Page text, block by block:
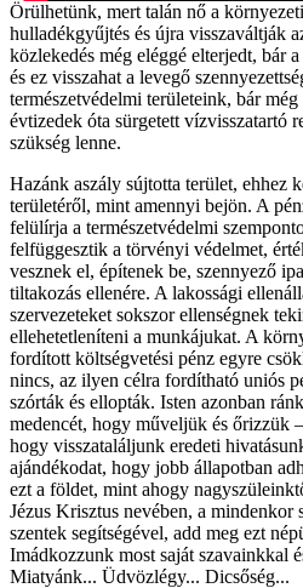
Örülhetünk, mert talán nő a
hulladékgyűjtés és újra visszaváltják
közlekedés még eléggé elterjedt, bár
és ez visszahat a levegő
természetvédelmi területeink, bár
évtizedek óta sürgetett vízvisszatartó
szükség lenne.
Hazánk aszály sújtotta terület, ehhez
területéről, mint amennyi bejön. A
felülírja a természetvédelmi
felfüggesztik a törvényi védelmet,
vesznek el, építenek be, szennyező
tiltakozás ellenére. A lakossági
szervezeteket sokszor ellenségnek
ellehetetleníteni a munkájukat. A
fordított költségvetési pénz egyre
nincs, az ilyen célra fordítható uniós
szórták és ellopták. Isten azonban
medencét, hogy műveljük és őrizzük
hogy visszataláljunk eredeti
ajándékodat, hogy jobb állapotban
ezt a földet, mint ahogy
Jézus Krisztus nevében, a mindenkor
szentek segítségével, add meg ezt
Imádkozzunk most saját szavainkkal
Miatyánk... Üdvözlégy... Dicsőség...